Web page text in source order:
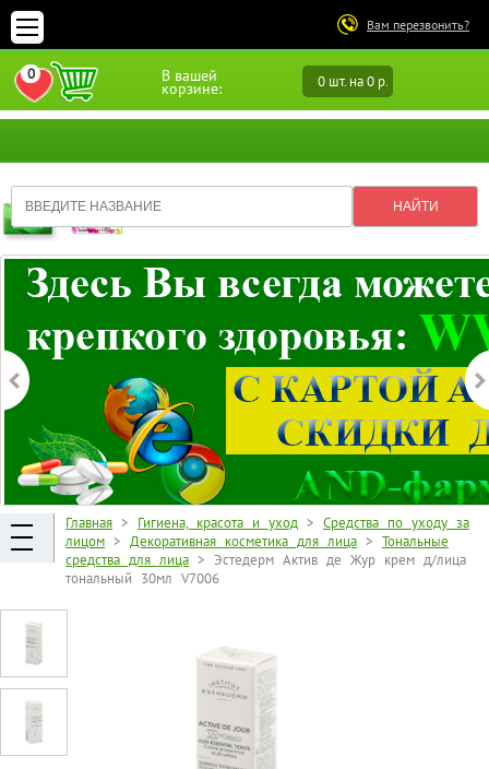
Вам перезвонить?
В вашей
корзине: 0 шт. на 0 р.
0
ПЕРЕЙТИ В ИЗБРАННОЕ
Главная > Гигиена, красота и уход > Средства по уходу за
лицом > Декоративная косметика для лица > Тональные
средства для лица > Эстедерм Актив де Жур крем д/лица
тональный 30мл V7006